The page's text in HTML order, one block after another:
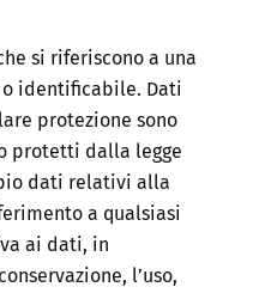
si riferiscono a una
identificabile. Dati
protezione sono
protetti dalla legge
dati relativi alla
a qualsiasi
ai dati, in
l’uso,